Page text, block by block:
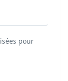
pour